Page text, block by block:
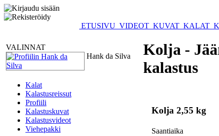
ETUSIVU VIDEOT KUVAT KALAT
VALINNAT
Hank da Silva
Kalat
Kalastusreissut
Profiili
Kalastuskuvat
Kalastusvideot
Viehepakki
Kolja -
kalastus
Kolja 2,55 kg
Saantiaika